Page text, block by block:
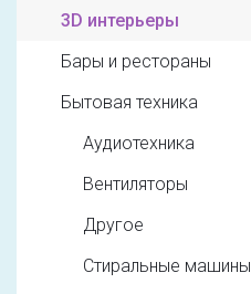
3D интерьеры
Бары и рестораны
Бытовая техника
Аудиотехника
Вентиляторы
Другое
Стиральные машины